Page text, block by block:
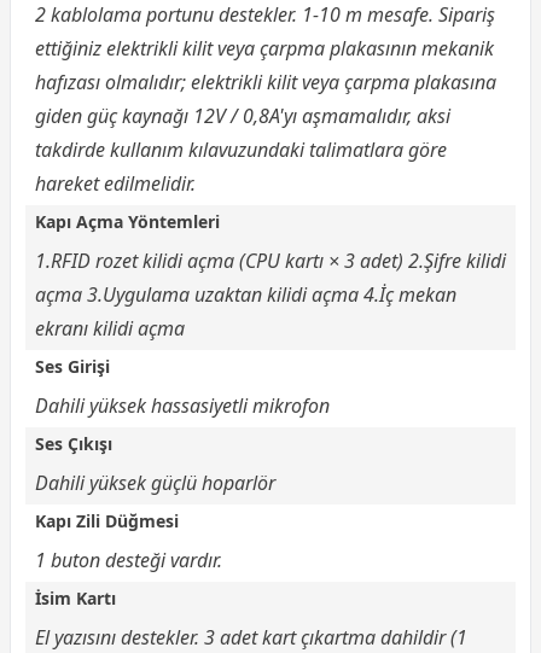
2 kablolama portunu destekler. 1-10 m mesafe. Sipariş
ettiğiniz elektrikli kilit veya çarpma plakasının mekanik
hafızası olmalıdır; elektrikli kilit veya çarpma plakasına
giden güç kaynağı 12V / 0,8A'yı aşmamalıdır, aksi
takdirde kullanım kılavuzundaki talimatlara göre
hareket edilmelidir.
Kapı Açma Yöntemleri
1.RFID rozet kilidi açma (CPU kartı × 3 adet) 2.Şifre kilidi
açma 3.Uygulama uzaktan kilidi açma 4.İç mekan
ekranı kilidi açma
Ses Girişi
Dahili yüksek hassasiyetli mikrofon
Ses Çıkışı
Dahili yüksek güçlü hoparlör
Kapı Zili Düğmesi
1 buton desteği vardır.
İsim Kartı
El yazısını destekler. 3 adet kart çıkartma dahildir (1